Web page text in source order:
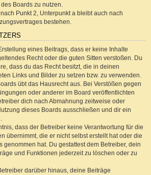
Boards zu nutzen.
Punkt 2, Unterpunkt a bleibt auch nach
bestehen.
eines Beitrags, dass er keine Inhalte
Recht oder die guten Sitten verstoßen. Du
dass du das Recht besitzt, die in deinen
Links und Bilder zu setzen bzw. zu verwenden.
übt das Hausrecht aus. Bei Verstößen gegen
oder anderer im Board veröffentlichten
dich nach Abmahnung zeitweise oder
dieses Boards ausschließen und dir ein
dass der Betreiber keine Verantwortung für die
übernimmt, die er nicht selbst erstellt hat oder die
genommen hat. Du gestattest dem Betreiber, dein
und Funktionen jederzeit zu löschen oder zu
darüber hinaus, deine Beiträge